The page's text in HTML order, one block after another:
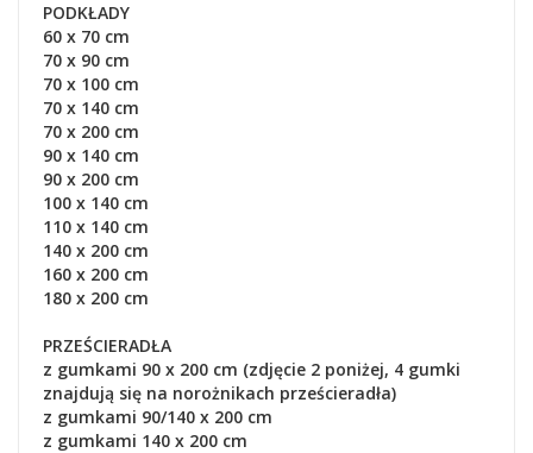
PODKŁADY
60 x 70 cm
70 x 90 cm
70 x 100 cm
70 x 140 cm
70 x 200 cm
90 x 140 cm
90 x 200 cm
100 x 140 cm
110 x 140 cm
140 x 200 cm
160 x 200 cm
180 x 200 cm
PRZEŚCIERADŁA
z gumkami 90 x 200 cm (zdjęcie 2 poniżej, 4 gumki
znajdują się na norożnikach prześcieradła)
z gumkami 90/140 x 200 cm
z gumkami 140 x 200 cm